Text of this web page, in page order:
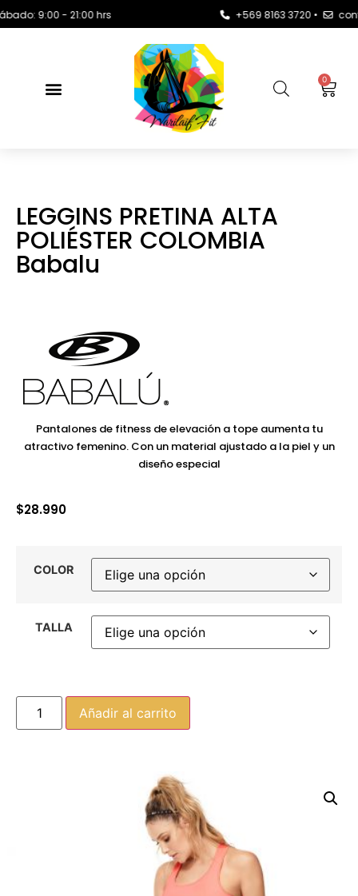
9:00 - 21:00 hrs +569 8163 3720 •
0
LEGGINS PRETINA ALTA
POLIÉSTER COLOMBIA
Babalu
Pantalones de fitness de elevación a tope aumenta tu
atractivo femenino. Con un material ajustado a la piel y un
diseño especial
$28.990
COLOR
TALLA
Añadir al carrito